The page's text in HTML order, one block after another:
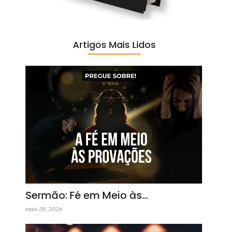
Artigos Mais Lidos
Sermão: Fé em Meio às…
maio 28, 2026